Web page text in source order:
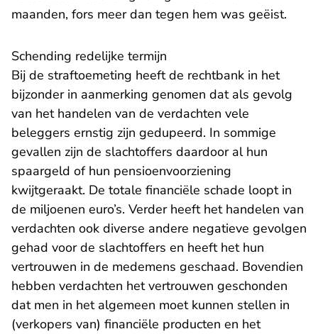
maanden, fors meer dan tegen hem was geëist.
Schending redelijke termijn
Bij de straftoemeting heeft de rechtbank in het
bijzonder in aanmerking genomen dat als gevolg
van het handelen van de verdachten vele
beleggers ernstig zijn gedupeerd. In sommige
gevallen zijn de slachtoffers daardoor al hun
spaargeld of hun pensioenvoorziening
kwijtgeraakt. De totale financiële schade loopt in
de miljoenen euro’s. Verder heeft het handelen van
verdachten ook diverse andere negatieve gevolgen
gehad voor de slachtoffers en heeft het hun
vertrouwen in de medemens geschaad. Bovendien
hebben verdachten het vertrouwen geschonden
dat men in het algemeen moet kunnen stellen in
(verkopers van) financiële producten en het